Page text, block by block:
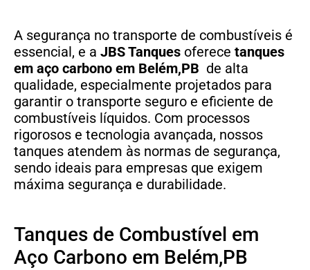
A segurança no transporte de combustíveis é
essencial, e a JBS Tanques oferece tanques
em aço carbono em Belém,PB de alta
qualidade, especialmente projetados para
garantir o transporte seguro e eficiente de
combustíveis líquidos. Com processos
rigorosos e tecnologia avançada, nossos
tanques atendem às normas de segurança,
sendo ideais para empresas que exigem
máxima segurança e durabilidade.
Tanques de Combustível em
Aço Carbono em Belém,PB